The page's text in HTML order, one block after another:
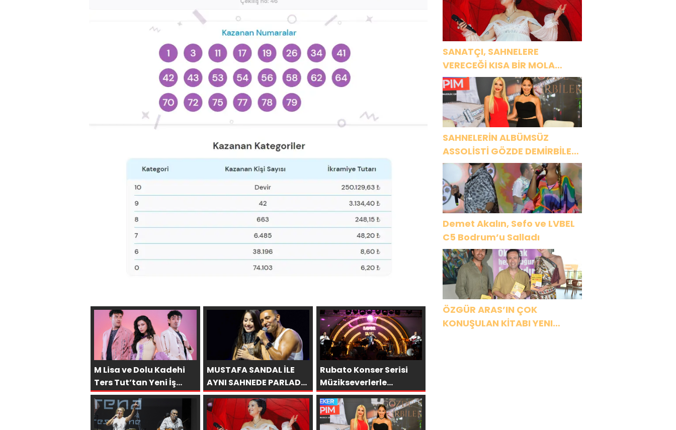
M Lisa ve Dolu Kadehi
Ters Tut’tan Yeni İş
Birliği: “Vişne”
MUSTAFA SANDAL İLE
AYNI SAHNEDE PARLADI:
AFRA’YA HARBİYE’DE
BÜYÜK ALKIŞ
Rubato Konser Serisi
Müzikseverlerle
Buluşmaya Devam
Ediyor
SANATÇI, SAHNELERE
VERECEĞİ KISA BİR MOLA
ÖNCESİ 13 AĞUSTOS’TA SON
KEZ HARBİYE’DE OLACAK!
SAHNELERİN ALBÜMSÜZ
ASSOLİSTİ GÖZDE DEMİRBİLEK,
NR1 MAGAZİN’DE: “SON
ASSOLİST OLARAK VAR
OLACAĞIM!”
Demet Akalın, Sefo ve LVBEL
C5 Bodrum’u Salladı
ÖZGÜR ARAS’IN ÇOK
KONUŞULAN KİTABI YENI